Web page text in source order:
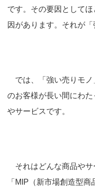
です。その要因として
因があります。それが「
では、「強い売りモノ
のお客様が長い間にわ
やサービスです。
それはどんな商品やサ
「MIP（新市場創造型